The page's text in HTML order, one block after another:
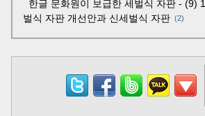
한글 문화원이 보급한 세벌식 자판 - (9)
벌식 자판 개선안과 신세벌식 자판
2